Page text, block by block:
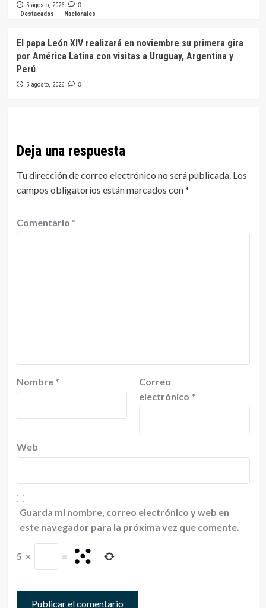
5 agosto, 2026 0
Destacados Nacionales
El papa León XIV realizará en noviembre su primera gira
por América Latina con visitas a Uruguay, Argentina y
Perú
5 agosto, 2026 0
Deja una respuesta
Tu dirección de correo electrónico no será publicada. Los
campos obligatorios están marcados con*
Comentario *
Nombre *
Correo
electrónico *
Web
Guarda mi nombre, correo electrónico y web en
este navegador para la próxima vez que comente.
5 × =